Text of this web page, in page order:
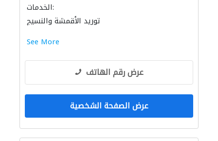
الخدمات:
توريد الأقمشة والنسيج
See More
عرض رقم الهاتف
عرض الصفحة الشخصية